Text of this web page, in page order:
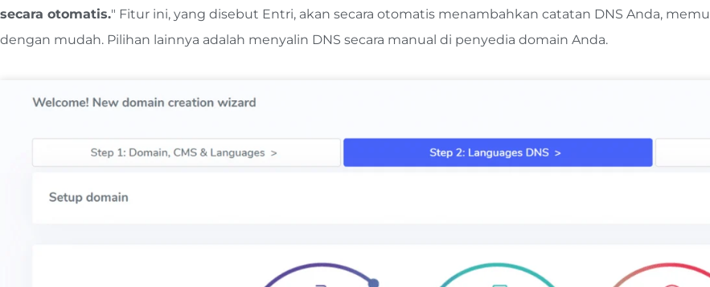
secara otomatis." Fitur ini, yang disebut Entri, akan secara otomatis menambahkan catatan DNS Anda,
dengan mudah. ​​Pilihan lainnya adalah menyalin DNS secara manual di penyedia domain Anda.